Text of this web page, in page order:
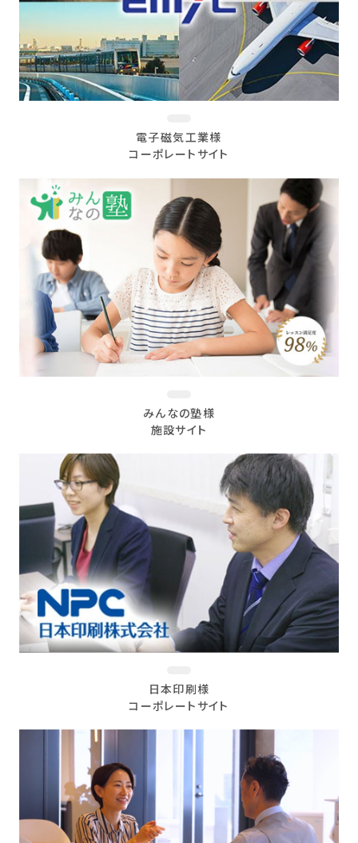
電子磁気工業様
コーポレートサイト
みんなの塾様
施設サイト
日本印刷様
コーポレートサイト